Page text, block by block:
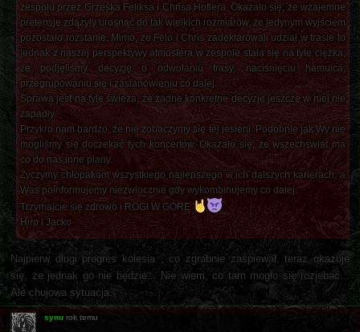
zespołu przez Grześka Feliksa i Chrisa Hoflera. Okazało się, że wzajemne
pretensje zdążyły urosnąć do tak wielkich rozmiarów, że jedynym wyjściem
pozostało rozstanie. Mimo, że Felo i Chris zadeklarowali udział w trasie to
jednak z naszej perspektywy atmosfera w zespole stała się na tyle ciężka,
że podjęliśmy decyzję o odwołaniu trasy, naciśnięciu hamulca,
przegrupowaniu się i zastanowieniu co dalej.
Sprawa jest na tyle świeża, że żadne konkretne decyzje jeszcze w niej nie
zapadły.
Przykro nam bardzo, że nie zobaczymy się tej jesieni. Podobnie jak Wy nie
mogliśmy się doczekać tych koncertów. Okazało się, że wszechświat ma
co do nas inne plany.
Życzymy chłopakom wszystkiego najlepszego w ich dalszych karierach, a
Was poinformujemy niezwłocznie gdy wykombinujemy co dalej.
Trzymajcie się zdrowo i ROGI W GÓRĘ
Hiro i Jacko
Najpierw długi progres kolesia , co zgrabnie zaśpiewał, teraz okazuje
się, że jednak go nie będzie... Nie wiem, co tam mogło się rozjebać...
Ale chujowa sytuacja.
synu rok temu